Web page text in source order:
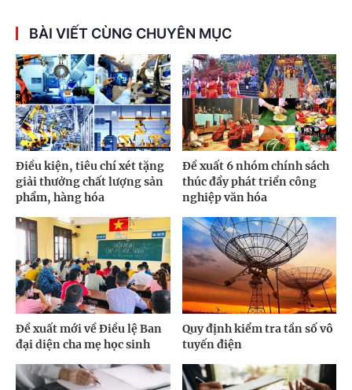
BÀI VIẾT CÙNG CHUYÊN MỤC
Điều kiện, tiêu chí xét tặng
giải thưởng chất lượng sản
phẩm, hàng hóa
Đề xuất 6 nhóm chính sách
thúc đẩy phát triển công
nghiệp văn hóa
Đề xuất mới về Điều lệ Ban
đại diện cha mẹ học sinh
Quy định kiểm tra tần số vô
tuyến điện